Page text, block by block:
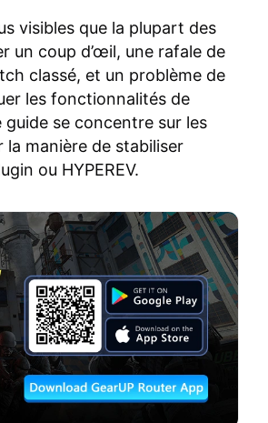
visibles que la plupart des
un coup d’œil, une rafale de
classé, et un problème de
les fonctionnalités de
guide se concentre sur les
manière de stabiliser
ou HYPEREV.